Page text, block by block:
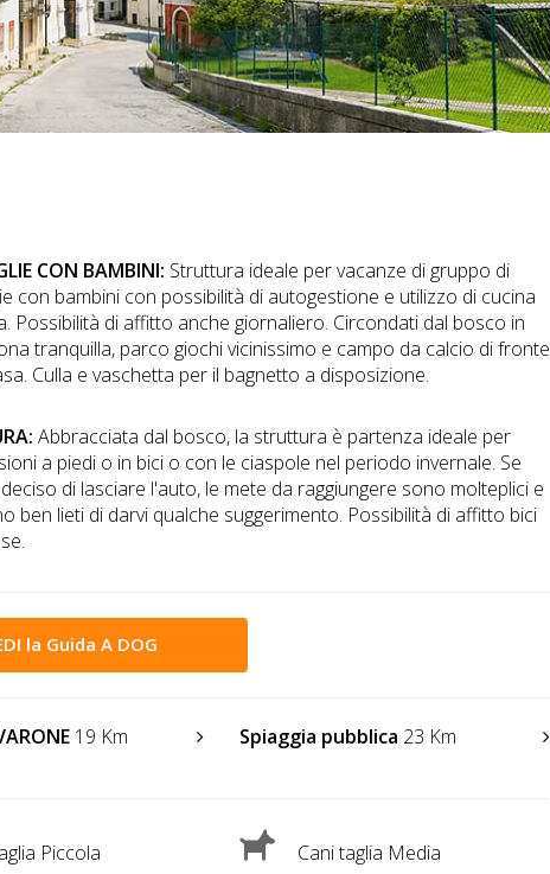
CON BAMBINI: Struttura ideale per vacanze di gruppo di
con bambini con possibilità di autogestione e utilizzo di cucina
Possibilità di affitto anche giornaliero. Circondati dal bosco in
tranquilla, parco giochi vicinissimo e campo da calcio di fronte
Culla e vaschetta per il bagnetto a disposizione.
Abbracciata dal bosco, la struttura è partenza ideale per
a piedi o in bici o con le ciaspole nel periodo invernale. Se
di lasciare l'auto, le mete da raggiungere sono molteplici e
ben lieti di darvi qualche suggerimento. Possibilità di affitto bici
la Guida A DOG
19 Km Spiaggia pubblica 23 Km
Piccola Cani taglia Media